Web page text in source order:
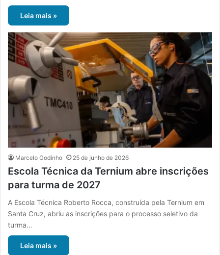
Leia mais »
Marcelo Godinho 25 de junho de 2026
Escola Técnica da Ternium abre inscrições
para turma de 2027
A Escola Técnica Roberto Rocca, construída pela Ternium em
Santa Cruz, abriu as inscrições para o processo seletivo da
turma…
Leia mais »